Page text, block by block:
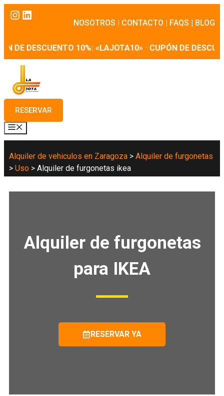
Saltar
Instagram LinkedIn
DE DESCUENTO 10%: «LAJOTA10» · CUPÓN DE
NOSOTROS | CONTACTO | FAQS | BLOG
RESERVAR
Alquiler de vehiculos en Zaragoza > Alquiler de furgonetas
> Uso > Alquiler de furgonetas ikea
Alquiler de furgonetas
para IKEA
RESERVAR YA